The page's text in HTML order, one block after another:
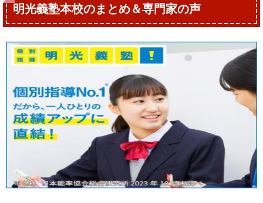
明光義塾本校のまとめ＆専門家の声